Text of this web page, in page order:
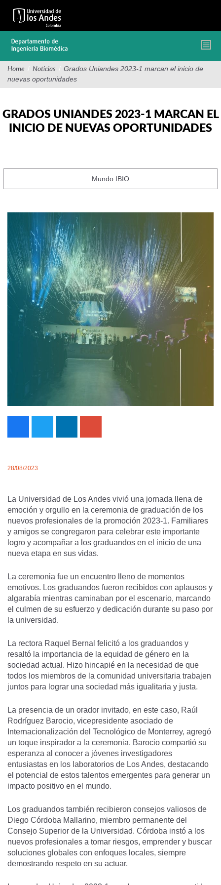
contenido
Home / Noticias / Grados Uniandes 2023-1 marcan el inicio de
nuevas oportunidades
GRADOS UNIANDES 2023-1 MARCAN EL
INICIO DE NUEVAS OPORTUNIDADES
Mundo IBIO
28/08/2023
La Universidad de Los Andes vivió una jornada llena de
emoción y orgullo en la ceremonia de graduación de los
nuevos profesionales de la promoción 2023-1. Familiares
y amigos se congregaron para celebrar este importante
logro y acompañar a los graduandos en el inicio de una
nueva etapa en sus vidas.
La ceremonia fue un encuentro lleno de momentos
emotivos. Los graduandos fueron recibidos con aplausos y
algarabía mientras caminaban por el escenario, marcando
el culmen de su esfuerzo y dedicación durante su paso por
la universidad.
La rectora Raquel Bernal felicitó a los graduandos y
resaltó la importancia de la equidad de género en la
sociedad actual. Hizo hincapié en la necesidad de que
todos los miembros de la comunidad universitaria trabajen
juntos para lograr una sociedad más igualitaria y justa.
La presencia de un orador invitado, en este caso, Raúl
Rodríguez Barocio, vicepresidente asociado de
Internacionalización del Tecnológico de Monterrey, agregó
un toque inspirador a la ceremonia. Barocio compartió su
esperanza al conocer a jóvenes investigadores
entusiastas en los laboratorios de Los Andes, destacando
el potencial de estos talentos emergentes para generar un
impacto positivo en el mundo.
Los graduandos también recibieron consejos valiosos de
Diego Córdoba Mallarino, miembro permanente del
Consejo Superior de la Universidad. Córdoba instó a los
nuevos profesionales a tomar riesgos, emprender y buscar
soluciones globales con enfoques locales, siempre
demostrando respeto en su actuar.